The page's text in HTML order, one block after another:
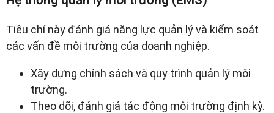
Tiêu chí này đánh giá năng lực quản lý và kiểm soát
các vấn đề môi trường của doanh nghiệp.
Xây dựng chính sách và quy trình quản lý môi
trường.
Theo dõi, đánh giá tác động môi trường định kỳ.